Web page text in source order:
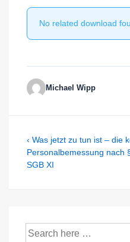
No related download
Michael Wipp
Previous
Post
is
‹ Was jetzt zu tun ist – die
Personalbemessung nach
SGB XI
Suche
nach: